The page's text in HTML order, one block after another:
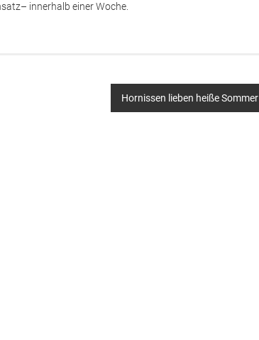
innerhalb einer Woche.
Hornissen lieben heiße Sommer